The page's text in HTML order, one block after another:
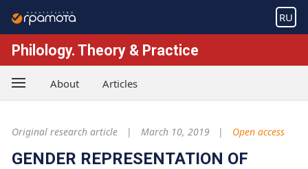
RU
Philology. Theory & Practice
About Articles
Original research article March 10, 2019 Open access
GENDER REPRESENTATION OF